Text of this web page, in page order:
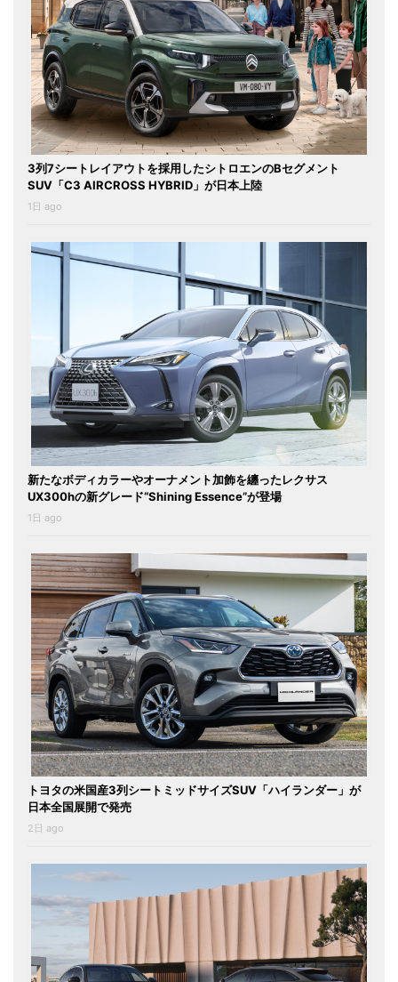
3列7シートレイアウトを採用したシトロエンのBセグメント
SUV「C3 AIRCROSS HYBRID」が日本上陸
1日 ago
新たなボディカラーやオーナメント加飾を纏ったレクサス
UX300hの新グレード“Shining Essence”が登場
1日 ago
トヨタの米国産3列シートミッドサイズSUV「ハイランダー」が
日本全国展開で発売
2日 ago